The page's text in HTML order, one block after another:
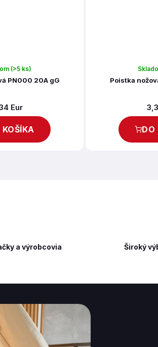
(>5 ks)
PN000 20A gG
Eur
KOŠÍKA
Poistka
DO
a výrobcovia Široký